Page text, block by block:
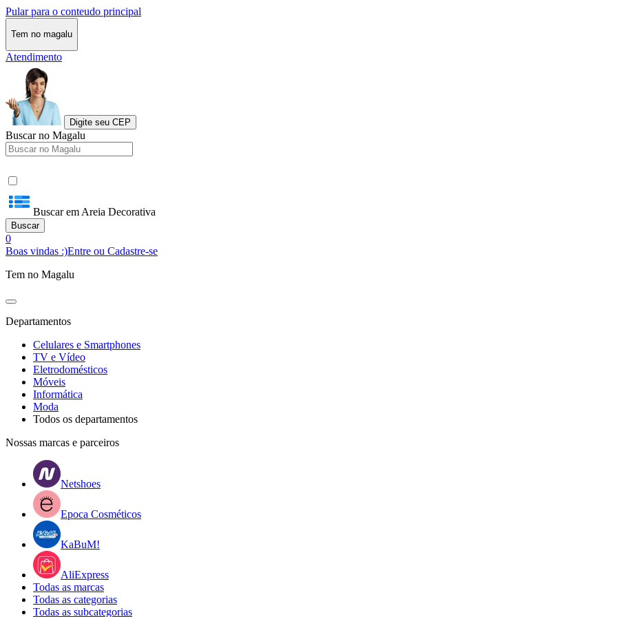
Pular para o conteudo principal
Tem no magalu
Atendimento
Digite seu CEP
Buscar no Magalu
Buscar em Areia Decorativa
Buscar
0
Boas vindas :)Entre ou Cadastre-se
Tem no Magalu
Departamentos
Celulares e Smartphones
TV e Vídeo
Eletrodomésticos
Móveis
Informática
Moda
Todos os departamentos
Nossas marcas e parceiros
Netshoes
Epoca Cosméticos
KaBuM!
AliExpress
Todas as marcas
Todas as categorias
Todas as subcategorias